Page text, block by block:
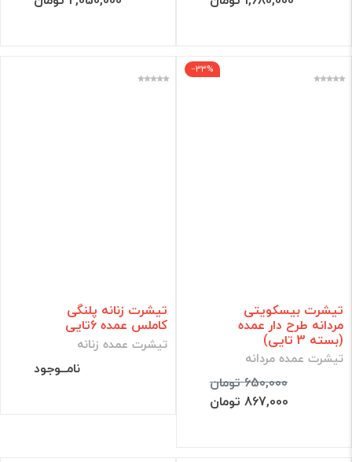
‎−33%
تیشرت بیسکویتی
مردانه طرح دار عمده
(بسته 3 تایی)
تیشرت عمده مردانه
650,000 تومان
867,000 تومان
تیشرت زنانه پلنگی
کاملس عمده 6تایی
تیشرت عمده زنانه
نامــوجود